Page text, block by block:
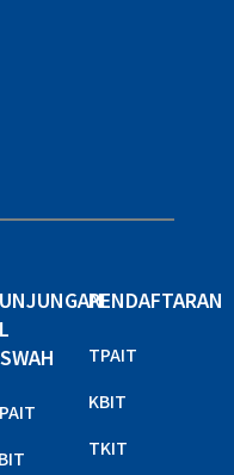
PENDAFTARAN
TPAIT
KBIT
TKIT